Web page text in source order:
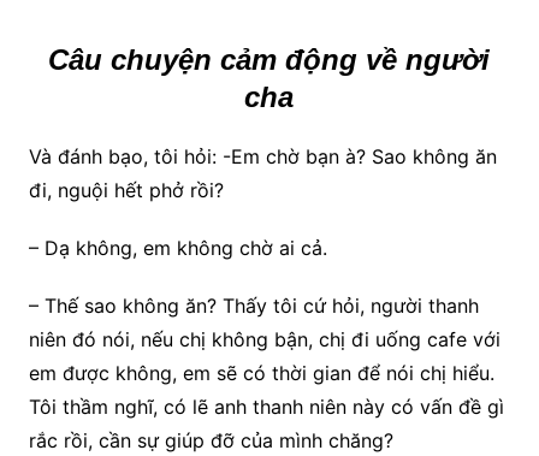
Câu chuyện cảm động về người
cha
Và đánh bạo, tôi hỏi: -Em chờ bạn à? Sao không ăn
đi, nguội hết phở rồi?
– Dạ không, em không chờ ai cả.
– Thế sao không ăn? Thấy tôi cứ hỏi, người thanh
niên đó nói, nếu chị không bận, chị đi uống cafe với
em được không, em sẽ có thời gian để nói chị hiểu.
Tôi thầm nghĩ, có lẽ anh thanh niên này có vấn đề gì
rắc rồi, cần sự giúp đỡ của mình chăng?